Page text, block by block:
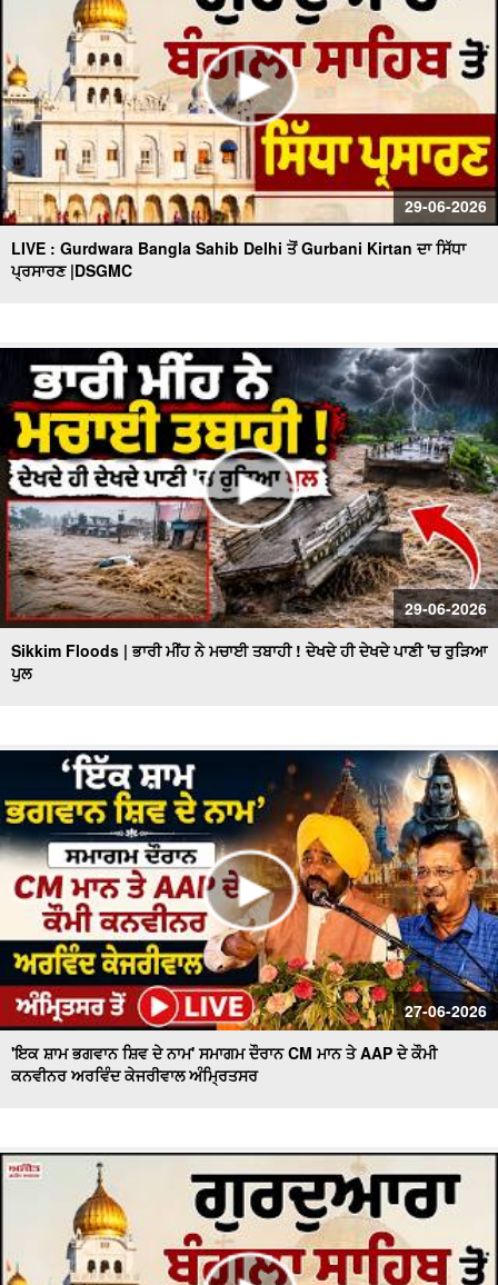
29-06-2026
LIVE : Gurdwara Bangla Sahib Delhi ਤੋਂ Gurbani Kirtan ਦਾ ਸਿੱਧਾ
ਪ੍ਰਸਾਰਣ |DSGMC
29-06-2026
Sikkim Floods | ਭਾਰੀ ਮੀਂਹ ਨੇ ਮਚਾਈ ਤਬਾਹੀ ! ਦੇਖਦੇ ਹੀ ਦੇਖਦੇ ਪਾਣੀ 'ਚ ਰੁੜਿਆ
ਪੁਲ
27-06-2026
'ਇਕ ਸ਼ਾਮ ਭਗਵਾਨ ਸ਼ਿਵ ਦੇ ਨਾਮ' ਸਮਾਗਮ ਦੌਰਾਨ CM ਮਾਨ ਤੇ AAP ਦੇ ਕੌਮੀ
ਕਨਵੀਨਰ ਅਰਵਿੰਦ ਕੇਜਰੀਵਾਲ ਅੰਮ੍ਰਿਤਸਰ